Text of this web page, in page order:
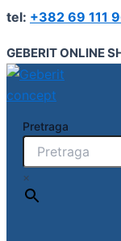
Pređi
sadržaj
tel: +382 69 111
GEBERIT ONLINE
Pretraga
×
iCon
za
umivaonik
cm,
četiri
količina